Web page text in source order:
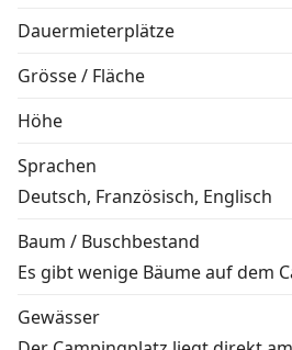
Dauermieterplätze
Grösse / Fläche
Höhe
Sprachen
Deutsch, Französisch, Englisch
Baum / Buschbestand
Es gibt wenige Bäume auf dem
Gewässer